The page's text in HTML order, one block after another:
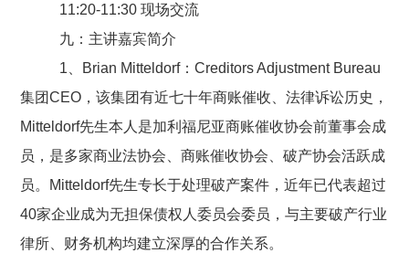
11:20-11:30 现场交流
九：主讲嘉宾简介
1、Brian Mitteldorf：Creditors Adjustment Bureau
集团CEO，该集团有近七十年商账催收、法律诉讼历史，
Mitteldorf先生本人是加利福尼亚商账催收协会前董事会成
员，是多家商业法协会、商账催收协会、破产协会活跃成
员。Mitteldorf先生专长于处理破产案件，近年已代表超过
40家企业成为无担保债权人委员会委员，与主要破产行业
律所、财务机构均建立深厚的合作关系。